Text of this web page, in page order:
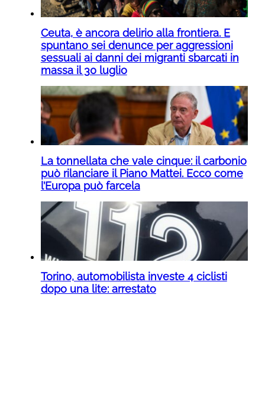
Ceuta, è ancora delirio alla frontiera. E
spuntano sei denunce per aggressioni
sessuali ai danni dei migranti sbarcati in
massa il 30 luglio
La tonnellata che vale cinque: il carbonio
può rilanciare il Piano Mattei. Ecco come
l’Europa può farcela
Torino, automobilista investe 4 ciclisti
dopo una lite: arrestato